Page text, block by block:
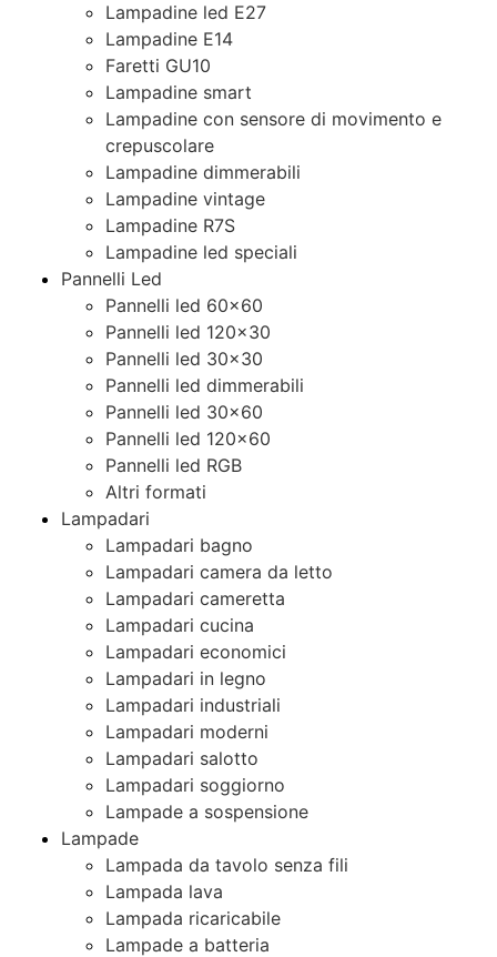
Lampadine led E27
Lampadine E14
Faretti GU10
Lampadine smart
Lampadine con sensore di movimento e
crepuscolare
Lampadine dimmerabili
Lampadine vintage
Lampadine R7S
Lampadine led speciali
Pannelli Led
Pannelli led 60×60
Pannelli led 120×30
Pannelli led 30×30
Pannelli led dimmerabili
Pannelli led 30×60
Pannelli led 120×60
Pannelli led RGB
Altri formati
Lampadari
Lampadari bagno
Lampadari camera da letto
Lampadari cameretta
Lampadari cucina
Lampadari economici
Lampadari in legno
Lampadari industriali
Lampadari moderni
Lampadari salotto
Lampadari soggiorno
Lampade a sospensione
Lampade
Lampada da tavolo senza fili
Lampada lava
Lampada ricaricabile
Lampade a batteria